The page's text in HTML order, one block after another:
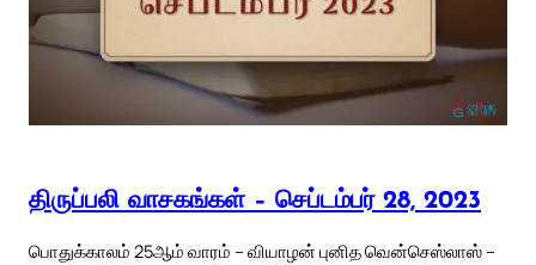
திருப்பலி வாசகங்கள் – செப்டம்பர் 28, 2023
பொதுக்காலம் 25ஆம் வாரம் – வியாழன் புனித வென்செஸ்லாஸ் –